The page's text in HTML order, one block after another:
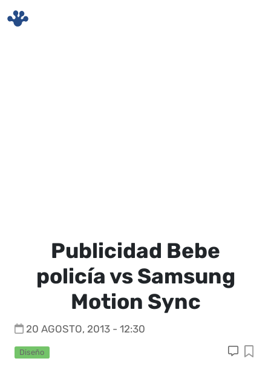
Publicidad Bebe
policía vs Samsung
Motion Sync
20 AGOSTO, 2013 - 12:30
Diseño